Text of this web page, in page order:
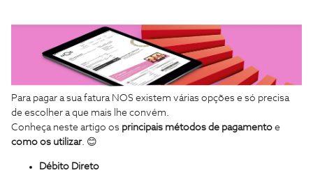
Para pagar a sua fatura NOS existem várias opções e só precisa
de escolher a que mais lhe convém.
Conheça neste artigo os principais métodos de pagamento e
como os utilizar. 😊
Débito Direto